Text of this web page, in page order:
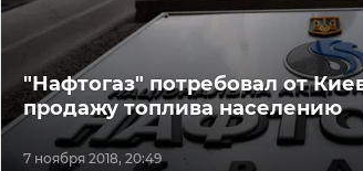
7 ноября 2018, 20:49
"Нафтогаз" потребовал от
продажу топлива населению